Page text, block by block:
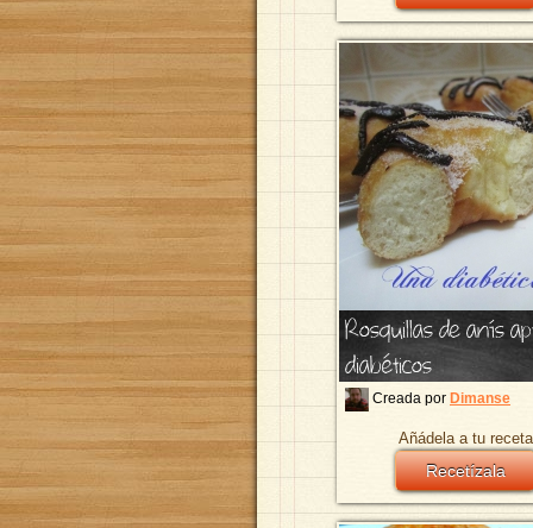
Rosquillas de anís
diabéticos
Creada por Dimanse
Añádela a tu
Recetízala